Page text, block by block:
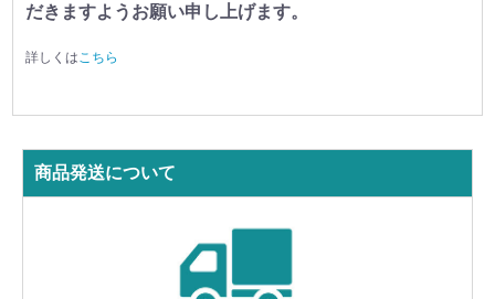
だきますようお願い申し上げます。
詳しくはこちら
商品発送について